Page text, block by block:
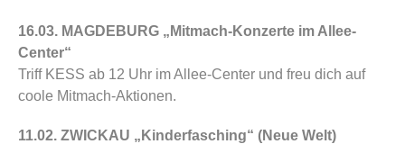
16.03. MAGDEBURG „Mitmach-Konzerte im Allee-
Center“
Triff KESS ab 12 Uhr im Allee-Center und freu dich auf
coole Mitmach-Aktionen.
11.02. ZWICKAU „Kinderfasching“ (Neue Welt)